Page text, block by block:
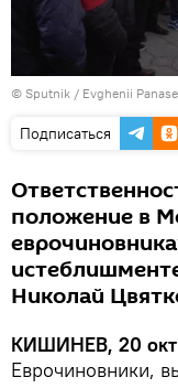
© Sputnik / Evghenii
Подписаться
положение в
Николай
КИШИНЕВ, 20 окт
Еврочиновники,